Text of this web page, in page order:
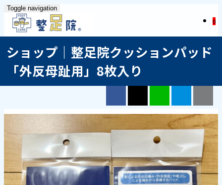
0
Toggle navigation
ショップ｜整足院クッションパッド
「外反母趾用」8枚入り